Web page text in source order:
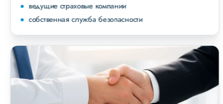
ведущие страховые компании
собственная служба безопасности